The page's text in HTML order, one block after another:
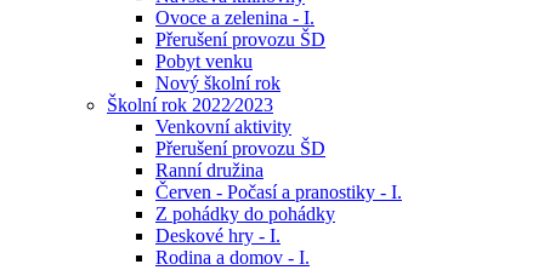
Ovoce a zelenina - I.
Přerušení provozu ŠD
Pobyt venku
Nový školní rok
Školní rok 2022⁄2023
Venkovní aktivity
Přerušení provozu ŠD
Ranní družina
Červen - Počasí a pranostiky - I.
Z pohádky do pohádky
Deskové hry - I.
Rodina a domov - I.